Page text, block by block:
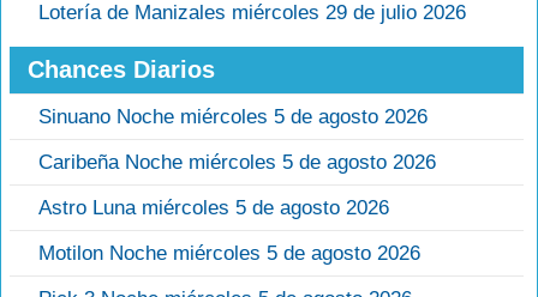
Lotería de Manizales miércoles 29 de julio 2026
Chances Diarios
Sinuano Noche miércoles 5 de agosto 2026
Caribeña Noche miércoles 5 de agosto 2026
Astro Luna miércoles 5 de agosto 2026
Motilon Noche miércoles 5 de agosto 2026